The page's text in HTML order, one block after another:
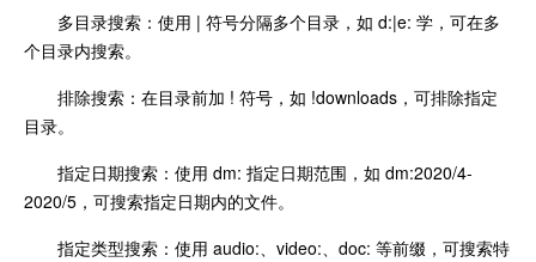
多目录搜索：使用 | 符号分隔多个目录，如 d:|e: 学，可在多
个目录内搜索。
排除搜索：在目录前加 ! 符号，如 !downloads，可排除指定
目录。
指定日期搜索：使用 dm: 指定日期范围，如 dm:2020/4-
2020/5，可搜索指定日期内的文件。
指定类型搜索：使用 audio:、video:、doc: 等前缀，可搜索特